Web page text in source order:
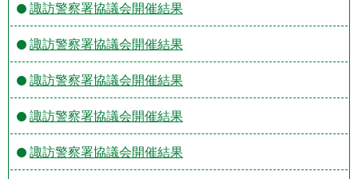
諏訪警察署協議会開催結果
諏訪警察署協議会開催結果
諏訪警察署協議会開催結果
諏訪警察署協議会開催結果
諏訪警察署協議会開催結果